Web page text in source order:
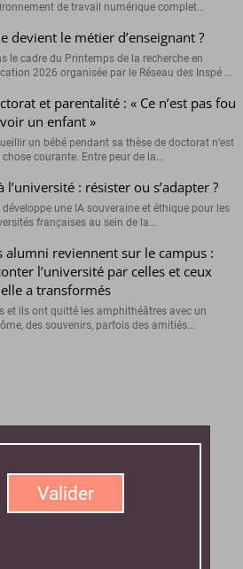
Valider
de travail numérique complet...
devient le métier d’enseignant ?
le cadre du Printemps de la recherche en
2026 organisée par le Réseau des Inspé ...
et parentalité : « Ce n’est pas fou
un enfant »
un bébé pendant sa thèse de doctorat n’est
chose courante. Entre peur de la...
l’université : résister ou s’adapter ?
développe une IA souveraine et éthique pour les
françaises au sein de la...
alumni reviennent sur le campus :
l’université par celles et ceux
a transformés
et ils ont quitté les amphithéâtres avec un
des souvenirs, parfois des amitiés...